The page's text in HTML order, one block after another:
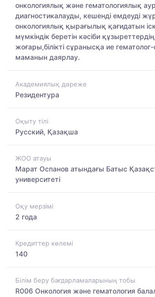
онкологиялық және гематологиялық
диагностикалауды, кешенді емдеуді
онкологиялық қырағылық қағидатын
мүмкіндік беретін кәсіби
жоғары,білікті сұранысқа ие
маманын даярлау.
Академиялық дәреже
Резидентура
Оқыту тілі
Русский, Қазақша
ЖОО атауы
Марат Оспанов атындағы Батыс
университеті
Оқу мерзімі
2 года
Кредиттер көлемі
140
Білім беру бағдарламаларының тобы
R006 Онкология және гематология